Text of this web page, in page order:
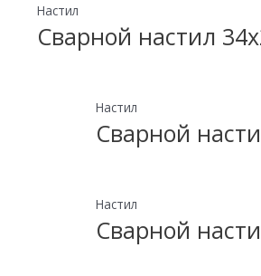
Настил
Сварной настил
Настил
Сварной
Настил
Сварной